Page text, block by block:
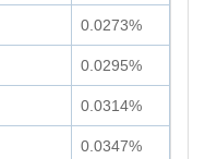
0.0273%
0.0295%
0.0314%
0.0347%